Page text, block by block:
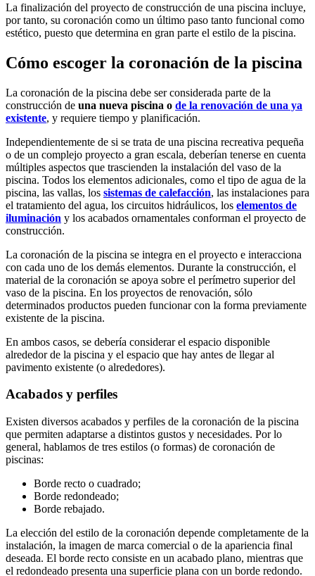
La finalización del proyecto de construcción de una piscina incluye,
por tanto, su coronación como un último paso tanto funcional como
estético, puesto que determina en gran parte el estilo de la piscina.
Cómo escoger la coronación de la piscina
La coronación de la piscina debe ser considerada parte de la
construcción de una nueva piscina o de la renovación de una ya
existente, y requiere tiempo y planificación.
Independientemente de si se trata de una piscina recreativa pequeña
o de un complejo proyecto a gran escala, deberían tenerse en cuenta
múltiples aspectos que trascienden la instalación del vaso de la
piscina. Todos los elementos adicionales, como el tipo de agua de la
piscina, las vallas, los sistemas de calefacción, las instalaciones para
el tratamiento del agua, los circuitos hidráulicos, los elementos de
iluminación y los acabados ornamentales conforman el proyecto de
construcción.
La coronación de la piscina se integra en el proyecto e interacciona
con cada uno de los demás elementos. Durante la construcción, el
material de la coronación se apoya sobre el perímetro superior del
vaso de la piscina. En los proyectos de renovación, sólo
determinados productos pueden funcionar con la forma previamente
existente de la piscina.
En ambos casos, se debería considerar el espacio disponible
alrededor de la piscina y el espacio que hay antes de llegar al
pavimento existente (o alrededores).
Acabados y perfiles
Existen diversos acabados y perfiles de la coronación de la piscina
que permiten adaptarse a distintos gustos y necesidades. Por lo
general, hablamos de tres estilos (o formas) de coronación de
piscinas:
Borde recto o cuadrado;
Borde redondeado;
Borde rebajado.
La elección del estilo de la coronación depende completamente de la
instalación, la imagen de marca comercial o de la apariencia final
deseada. El borde recto consiste en un acabado plano, mientras que
el redondeado presenta una superficie plana con un borde redondo.